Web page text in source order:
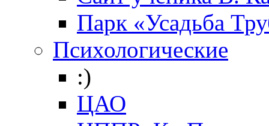
Парк «Усадьба
Психологические
:)
ЦАО